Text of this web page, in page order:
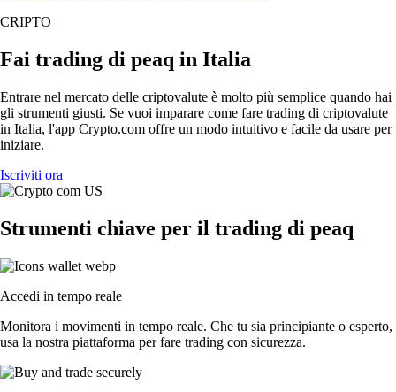
CRIPTO
Fai trading di peaq in Italia
Entrare nel mercato delle criptovalute è molto più semplice quando hai
gli strumenti giusti. Se vuoi imparare come fare trading di criptovalute
in Italia, l'app Crypto.com offre un modo intuitivo e facile da usare per
iniziare.
Iscriviti ora
Strumenti chiave per il trading di peaq
Accedi in tempo reale
Monitora i movimenti in tempo reale. Che tu sia principiante o esperto,
usa la nostra piattaforma per fare trading con sicurezza.